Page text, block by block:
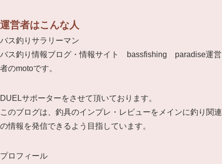
運営者はこんな人
バス釣りサラリーマン
バス釣り情報ブログ・情報サイト bassfishing paradise運営
者のmotoです。
DUELサポーターをさせて頂いております。
このブログは、釣具のインプレ・レビューをメインに釣り関連
の情報を発信できるよう目指しています。
プロフィール